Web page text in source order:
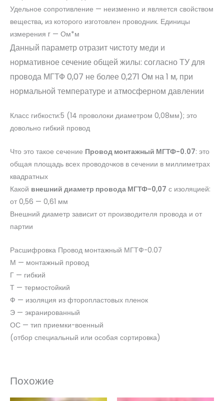
Удельное сопротивление — неизменно и является свойством
вещества, из которого изготовлен проводник. Единицы
измерения r — Ом*м
Данный параметр отразит чистоту меди и
нормативное сечение общей жилы: согласно ТУ для
провода МГТФ 0,07 не более 0,271 Ом на 1 м, при
нормальной температуре и атмосферном давлении
Класс гибкости:5 (14 проволоки диаметром 0,08мм); это
довольно гибкий провод
Что это такое сечение Провод монтажный МГТФ-0.07: это
общая площадь всех проводочков в сечении в миллиметрах
квадратных
Какой внешний диаметр провода МГТФ-0,07 с изоляцией:
от 0,56 — 0,61 мм
Внешний диаметр зависит от производителя провода и от
партии
Расшифровка Провод монтажный МГТФ-0.07
М — монтажный провод
Г — гибкий
Т — термостойкий
Ф — изоляция из фторопластовых пленок
Э — экранированный
ОС — тип приемки-военный
(отбор специальный или особая сортировка)
Похожие